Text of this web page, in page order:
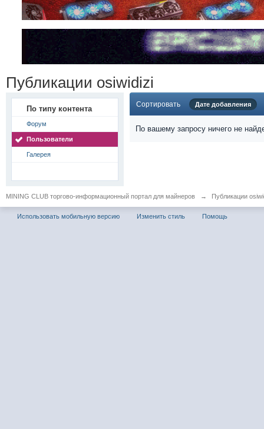
Публикации osiwidizi
По типу контента
Форум
Пользователи
Галерея
Сортировать Дате добавления
По вашему запросу ничего не
MINING CLUB торгово-информационный портал для майнеров → Публикации
Использовать мобильную версию Изменить стиль Помощь